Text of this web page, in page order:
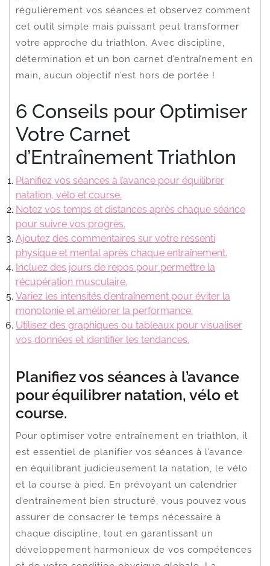
régulièrement vos séances et observez comment
cet outil simple mais puissant peut transformer
votre approche du triathlon. Avec discipline,
détermination et un bon carnet d’entraînement en
main, aucun objectif n’est hors de portée !
6 Conseils pour Optimiser
Votre Carnet
d’Entraînement Triathlon
Planifiez vos séances à l’avance pour équilibrer
natation, vélo et course.
Notez vos temps et distances après chaque séance
pour suivre vos progrès.
Ajoutez des commentaires sur votre ressenti
physique et mental après chaque entraînement.
Incluez des jours de repos pour permettre la
récupération musculaire.
Variez les intensités d’entraînement pour éviter la
monotonie et améliorer la performance.
Utilisez des graphiques ou tableaux pour visualiser
vos données et identifier les tendances.
Planifiez vos séances à l’avance
pour équilibrer natation, vélo et
course.
Pour optimiser votre entraînement en triathlon, il
est essentiel de planifier vos séances à l’avance
en équilibrant judicieusement la natation, le vélo
et la course à pied. En prévoyant un calendrier
d’entraînement bien structuré, vous pouvez vous
assurer de consacrer le temps nécessaire à
chaque discipline, tout en garantissant un
développement harmonieux de vos compétences